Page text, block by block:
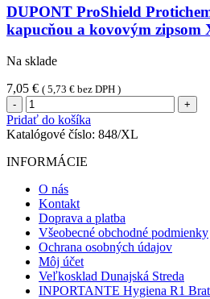
DUPONT ProShield
kapucňou a kovovým zipsom
Na sklade
7,05 € ( 5,73 € bez DPH )
množstvo
DUPONT
ProShield
Protichemický
overal
kapucňou
a
kovovým
zipsom
XL
(1ks)
Pridať do košíka
Katalógové číslo: 848/XL
INFORMÁCIE
O nás
Kontakt
Doprava a platba
Všeobecné obchodné podmienky
Ochrana osobných údajov
Môj účet
Veľkosklad Dunajská Streda
INPORTANTE Hygiena R1